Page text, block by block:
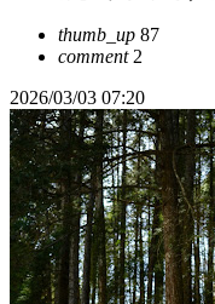
thumb_up 87
comment2
2026/03/03 07:20